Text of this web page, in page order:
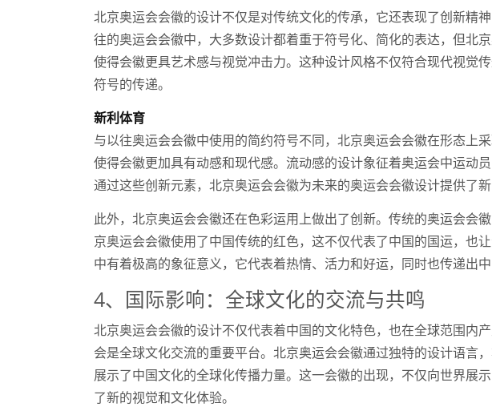
北京奥运会会徽的设计不仅是对传统文化的传承，它还表现了创新精
往的奥运会会徽中，大多数设计都着重于符号化、简化的表达，但北
使得会徽更具艺术感与视觉冲击力。这种设计风格不仅符合现代视觉
符号的传递。
新利体育
与以往奥运会会徽中使用的简约符号不同，北京奥运会会徽在形态上
使得会徽更加具有动感和现代感。流动感的设计象征着奥运会中运动
通过这些创新元素，北京奥运会会徽为未来的奥运会会徽设计提供了新
此外，北京奥运会会徽还在色彩运用上做出了创新。传统的奥运会会
京奥运会会徽使用了中国传统的红色，这不仅代表了中国的国运，也
中有着极高的象征意义，它代表着热情、活力和好运，同时也传递出
4、国际影响：全球文化的交流与共鸣
北京奥运会会徽的设计不仅代表着中国的文化特色，也在全球范围内
会是全球文化交流的重要平台。北京奥运会会徽通过独特的设计语言
展示了中国文化的全球化传播力量。这一会徽的出现，不仅向世界展
了新的视觉和文化体验。